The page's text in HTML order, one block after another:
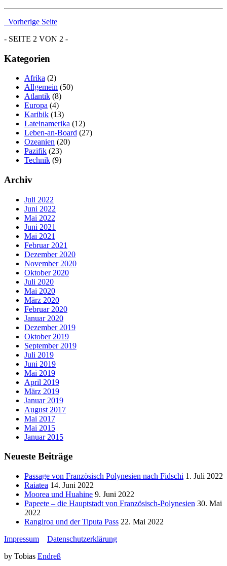
Vorherige Seite
- SEITE 2 VON 2 -
Kategorien
Afrika (2)
Allgemein (50)
Atlantik (8)
Europa (4)
Karibik (13)
Lateinamerika (12)
Leben-an-Board (27)
Ozeanien (20)
Pazifik (23)
Technik (9)
Archiv
Juli 2022
Juni 2022
Mai 2022
Juni 2021
Mai 2021
Februar 2021
Dezember 2020
November 2020
Oktober 2020
Juli 2020
Mai 2020
März 2020
Februar 2020
Januar 2020
Dezember 2019
Oktober 2019
September 2019
Juli 2019
Juni 2019
Mai 2019
April 2019
März 2019
Januar 2019
August 2017
Mai 2017
Mai 2015
Januar 2015
Neueste Beiträge
Passage von Französisch Polynesien nach Fidschi 1. Juli 2022
Raiatea 14. Juni 2022
Moorea und Huahine 9. Juni 2022
Papeete – die Hauptstadt von Französisch-Polynesien 30. Mai
2022
Rangiroa und der Tiputa Pass 22. Mai 2022
Impressum
Datenschutzerklärung
by Tobias Endreß